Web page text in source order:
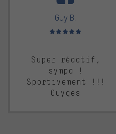
Guy B.
Note moyenne : 5 sur 5
Super réactif,
sympa !
Sportivement !!!
Guyges